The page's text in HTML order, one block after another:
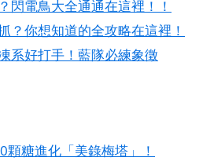
閃電鳥大全通通在這裡！！
？你想知道的全攻略在這裡！
系好打手！藍隊必練象徵
顆糖進化「美錄梅塔」！